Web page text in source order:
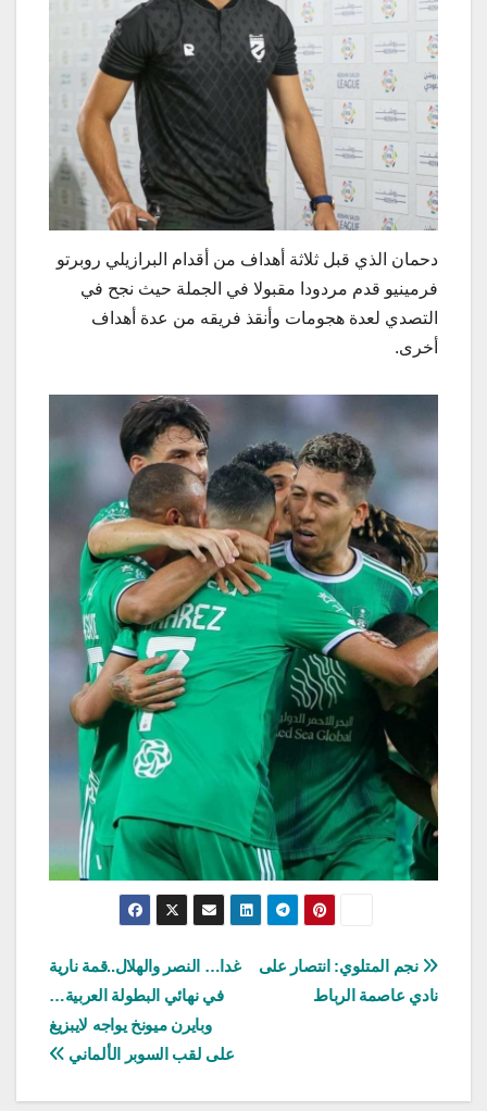
دحمان الذي قبل ثلاثة أهداف من أقدام البرازيلي روبرتو
فرمينيو قدم مردودا مقبولا في الجملة حيث نجح في
التصدي لعدة هجومات وأنقذ فريقه من عدة أهداف
أخرى.
تصفّح
المقالات
غدا… النصر والهلال..قمة نارية
في نهائي البطولة العربية…
وبايرن ميونخ يواجه لايبزيغ
على لقب السوبر الألماني
نجم المتلوي: انتصار على
نادي عاصمة الرباط